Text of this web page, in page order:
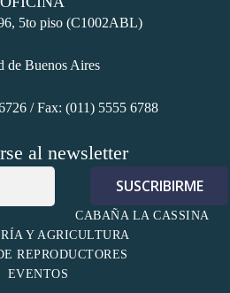
5to piso (C1002ABL)
de Buenos Aires
/ Fax: (011) 5555 6788
al newsletter
CABAÑA LA CASSINA
Y AGRICULTURA
REPRODUCTORES
EVENTOS